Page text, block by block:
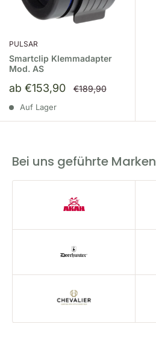
PULSAR
Smartclip Klemmadapter
Mod. AS
Sonderpreis
ab €153,90 Normalpreis
€189,90
Auf Lager
Bei uns geführte Marken